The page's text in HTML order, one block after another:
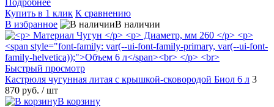
Купить в 1 клик К сравнению
В избранное
В наличии
Быстрый просмотр
Кастрюля чугунная литая с крышкой-сковородой Биол 6 л 3
870 руб. / шт
В корзину